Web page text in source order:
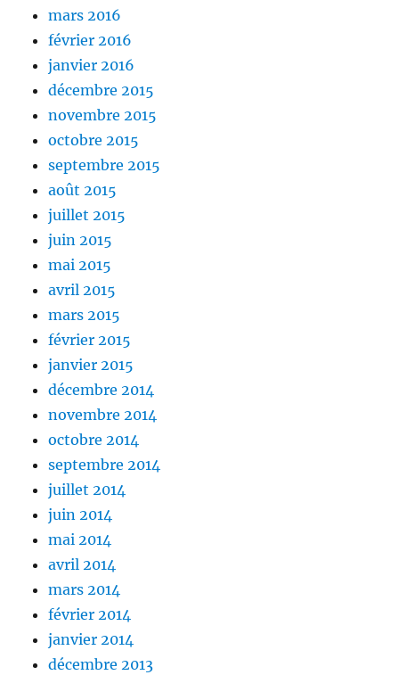
mars 2016
février 2016
janvier 2016
décembre 2015
novembre 2015
octobre 2015
septembre 2015
août 2015
juillet 2015
juin 2015
mai 2015
avril 2015
mars 2015
février 2015
janvier 2015
décembre 2014
novembre 2014
octobre 2014
septembre 2014
juillet 2014
juin 2014
mai 2014
avril 2014
mars 2014
février 2014
janvier 2014
décembre 2013